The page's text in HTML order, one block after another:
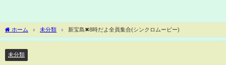
ホーム 未分類 新宝島✖︎8時だよ全員集合(シンクロムービー)
未分類